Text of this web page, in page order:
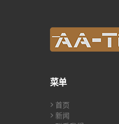
菜单
首页
新闻